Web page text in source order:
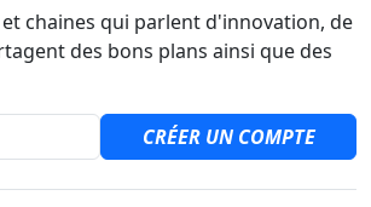
chaines qui parlent d'innovation, de
des bons plans ainsi que des
CRÉER UN COMPTE